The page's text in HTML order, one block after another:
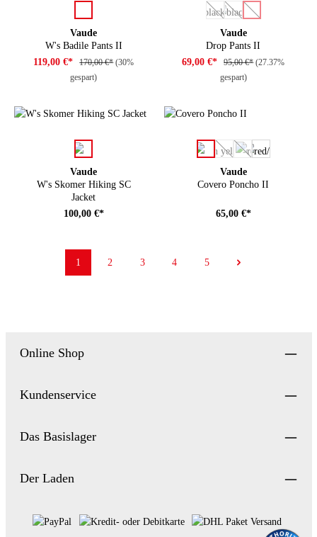
Vaude
W's Badile Pants II
119,00 €* 170,00 €* (30%
gespart)
Vaude
Drop Pants II
auswählen
(Diese Option ist zurzeit
(Diese Option ist
(Diese Option
69,00 €* 95,00 €* (27.37%
gespart)
Vaude
W's Skomer Hiking SC
Jacket
auswählen
100,00 €*
Vaude
Covero Poncho II
Farbeauswählen
(Diese Option ist
(Diese Option ist
65,00 €*
Seite
1
Seite
2
Seite
3
Seite
4
Seite
5
Online Shop
Kundenservice
Das Basislager
Der Laden